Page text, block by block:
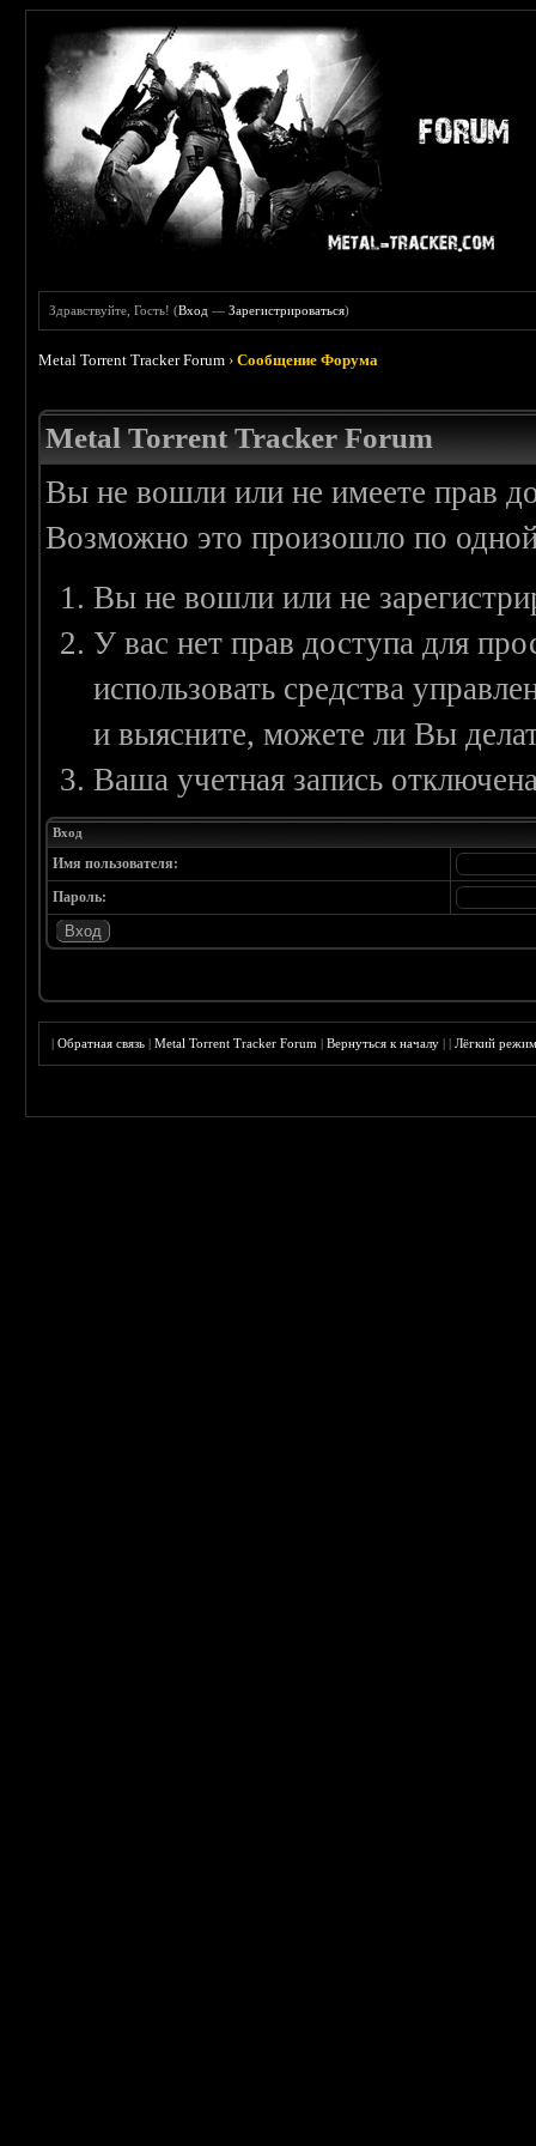
Здравствуйте, Гость! (Вход —Зарегистрироваться)
Metal Torrent Tracker Forum ›Сообщение Форума
Metal Torrent Tracker Forum
Вы не вошли или не имеете прав
Возможно это произошло по
Вы не вошли или не
У вас нет прав доступа для
использовать средства
и выясните, можете ли Вы
Ваша учетная запись
Вход
Имя пользователя:
Пароль:
|Обратная связь |Metal Torrent Tracker Forum |Вернуться к началу ||Лёгкий